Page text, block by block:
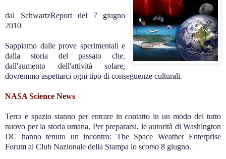
dal SchwartzReport del 7 giugno
2010
Sappiamo dalle prove sperimentali e
dalla storia del passato che,
dall'aumento dell'attività solare,
dovremmo aspettarci ogni tipo di conseguenze culturali.
NASA Science News
Terra e spazio stanno per entrare in contatto in un modo del tutto
nuovo per la storia umana. Per prepararsi, le autorità di Washington
DC hanno tenuto un incontro: The Space Weather Enterprise
Forum al Club Nazionale della Stampa lo scorso 8 giugno.